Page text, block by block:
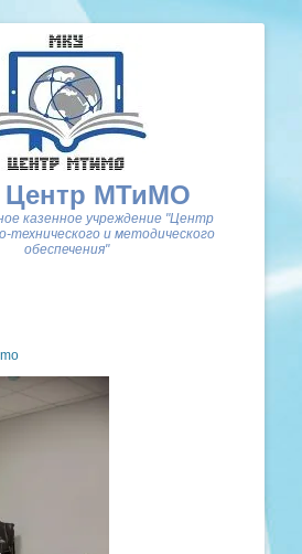
МТиМО
казенное учреждение "Центр
технического и методического
обеспечения"